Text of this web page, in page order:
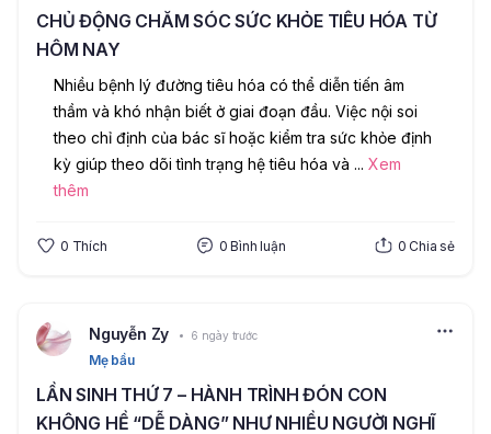
CHỦ ĐỘNG CHĂM SÓC SỨC KHỎE TIÊU HÓA TỪ
HÔM NAY
Nhiều bệnh lý đường tiêu hóa có thể diễn tiến âm
thầm và khó nhận biết ở giai đoạn đầu. Việc nội soi
theo chỉ định của bác sĩ hoặc kiểm tra sức khỏe định
kỳ giúp theo dõi tình trạng hệ tiêu hóa và ... Xem
thêm
0 Thích 0 Bình luận 0 Chia sẻ
Nguyễn Zy 6 ngày trước
Mẹ bầu
LẦN SINH THỨ 7 – HÀNH TRÌNH ĐÓN CON
KHÔNG HỀ “DỄ DÀNG” NHƯ NHIỀU NGƯỜI NGHĨ